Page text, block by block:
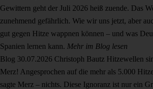
Gewittern geht der Juli 2026 heiß zuende. Das
zunehmend gefährlich. Wie wir uns jetzt, aber
gut gegen Hitze wappnen können – und was
Spanien lernen kann. Mehr im Blog lesen
Blog 30.07.2026 Christoph Bautz Hitzewellen
Merz! Angesprochen auf die mehr als 5.000
sagte Merz – nichts. Diese Ignoranz ist nur ein